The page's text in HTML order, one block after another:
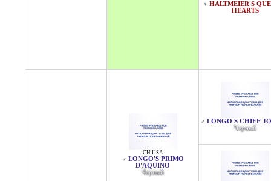
♀ HALTMEIER'S
HEARTS
CH USA
♂ LONGO'S PRIMO
D'AQUINO
Черный
♂ LONGO'S CHIEF
Черный